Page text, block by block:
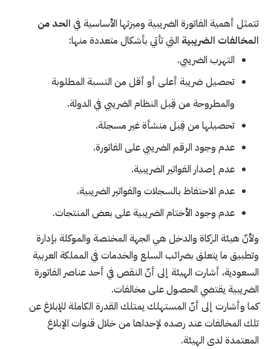
تتمثل أهمية الفاتورة الضريبية وميزتها الأساسية في الحد من
المخالفات الضريبية التي تأتي بأشكال متعددة منها:
التهرب الضريبي.
تحصيل ضريبة أعلى أو أقل من النسبة المطلوبة
والمطروحة من قِبل النظام الضريبي في الدولة.
تحصيلها من قِبل منشأة غير مسجلة.
عدم وجود الرقم الضريبي على الفاتورة.
عدم إصدار الفواتير الضريبية.
عدم الاحتفاظ بالسجلات والفواتير الضريبية.
عدم وجود الأختام الضريبية على بعض المنتجات.
ولأنّ هيئة الزكاة والدخل هي الجهة المختصة والموكلة بإدارة
وتطبيق ما يتعلق بضرائب السلع والخدمات في المملكة العربية
السعودية، أشارت الهيئة إلى أنّ النقص في أحد عناصر الفاتورة
الضريبية يقتضي الحصول على مخالفات.
كما وأشارت إلى أنّ المستهلك يمتلك القدرة الكاملة للإبلاغ عن
تلك المخالفات عند رصده لإحداها من خلال قنوات الإبلاغ
المعتمدة لدى الهيئة.